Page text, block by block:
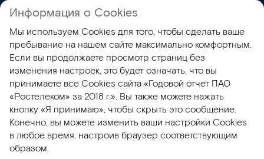
ГО 2018
Структура и география
деятельности
«Ростелеком» – крупнейший в России
провайдер цифровых услуг и решений
Информация о Cookies
Мы используем Cookies для того, чтобы сделать ваше
пребывание на нашем сайте максимально комфортным.
Если вы продолжаете просмотр страниц без
изменения настроек, это будет означать, что вы
принимаете все Cookies сайта «Годовой отчет ПАО
«Ростелеком» за 2018 г.». Вы также можете нажать
кнопку «Я принимаю», чтобы скрыть это сообщение.
Конечно, вы можете изменить ваши настройки Cookies
в любое время, настроив браузер соответствующим
образом.